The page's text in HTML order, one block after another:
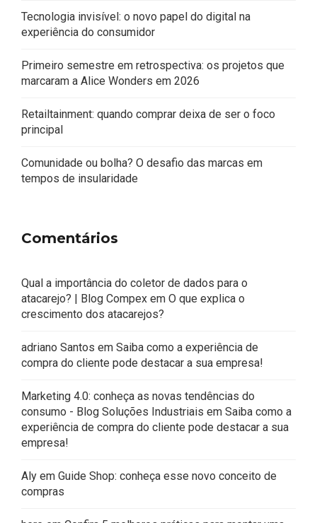
Tecnologia invisível: o novo papel do digital na
experiência do consumidor
Primeiro semestre em retrospectiva: os projetos que
marcaram a Alice Wonders em 2026
Retailtainment: quando comprar deixa de ser o foco
principal
Comunidade ou bolha? O desafio das marcas em
tempos de insularidade
Comentários
Qual a importância do coletor de dados para o
atacarejo? | Blog Compex em O que explica o
crescimento dos atacarejos?
adriano Santos em Saiba como a experiência de
compra do cliente pode destacar a sua empresa!
Marketing 4.0: conheça as novas tendências do
consumo - Blog Soluções Industriais em Saiba como a
experiência de compra do cliente pode destacar a sua
empresa!
Aly em Guide Shop: conheça esse novo conceito de
compras